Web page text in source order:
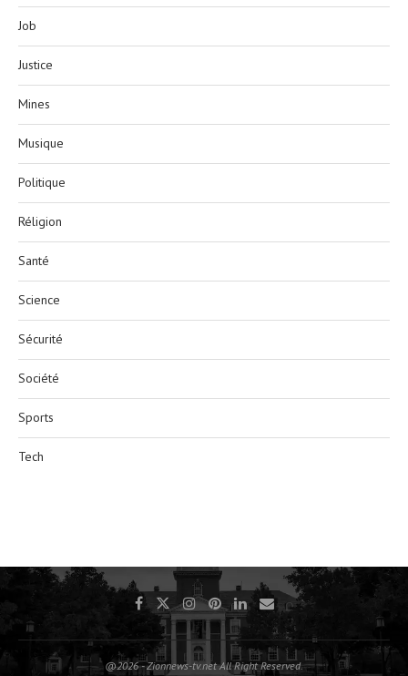
Job
Justice
Mines
Musique
Politique
Réligion
Santé
Science
Sécurité
Société
Sports
Tech
@2026 - Zionnews-tv.net All Right Reserved.